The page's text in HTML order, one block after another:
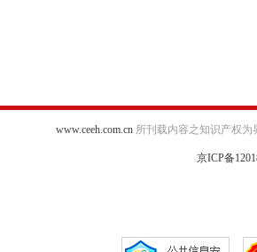
www.ceeh.com.cn所刊载内容之知识产权为
京ICP备